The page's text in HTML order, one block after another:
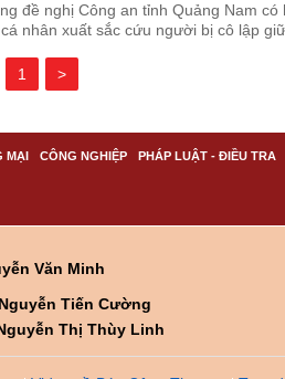
đề nghị Công an tỉnh Quảng Nam
nhân xuất sắc cứu người bị cô lập
1 >
MẠI CÔNG NGHIỆP PHÁP LUẬT - ĐIỀU TRA
Văn Minh
Nguyễn Tiến Cường
Thị Thùy Linh